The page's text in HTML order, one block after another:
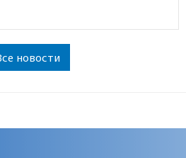
новости